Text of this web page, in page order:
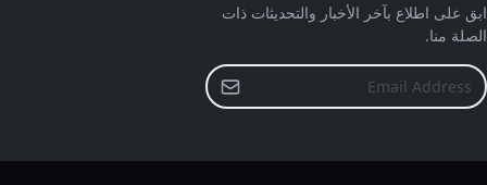
ابق على اطلاع بآخر الأخبار والتحديثات ذات
الصلة منا.